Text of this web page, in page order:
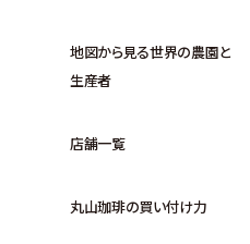
地図から見る世界の農園と
生産者
店舗一覧
丸山珈琲の買い付け力